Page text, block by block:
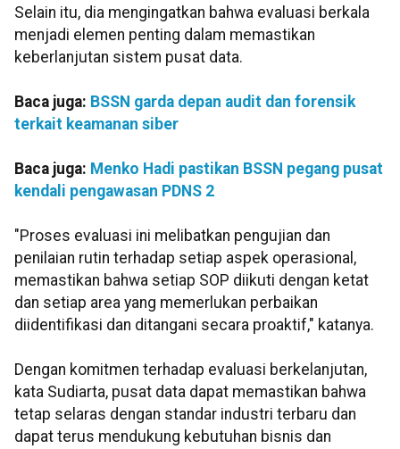
Selain itu, dia mengingatkan bahwa evaluasi berkala
menjadi elemen penting dalam memastikan
keberlanjutan sistem pusat data.
Baca juga: BSSN garda depan audit dan forensik
terkait keamanan siber
Baca juga: Menko Hadi pastikan BSSN pegang pusat
kendali pengawasan PDNS 2
"Proses evaluasi ini melibatkan pengujian dan
penilaian rutin terhadap setiap aspek operasional,
memastikan bahwa setiap SOP diikuti dengan ketat
dan setiap area yang memerlukan perbaikan
diidentifikasi dan ditangani secara proaktif," katanya.
Dengan komitmen terhadap evaluasi berkelanjutan,
kata Sudiarta, pusat data dapat memastikan bahwa
tetap selaras dengan standar industri terbaru dan
dapat terus mendukung kebutuhan bisnis dan